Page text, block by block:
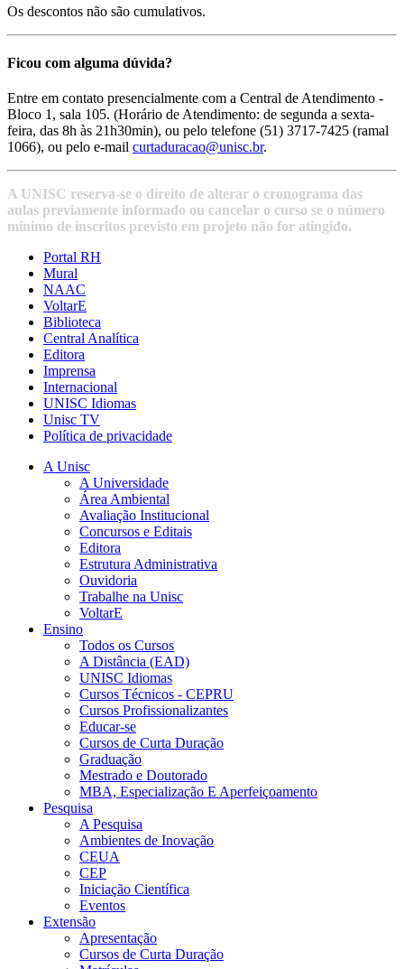
Os descontos não são cumulativos.
Ficou com alguma dúvida?
Entre em contato presencialmente com a Central de Atendimento -
Bloco 1, sala 105. (Horário de Atendimento: de segunda a sexta-
feira, das 8h às 21h30min), ou pelo telefone (51) 3717-7425 (ramal
1066), ou pelo e-mail curtaduracao@unisc.br.
A UNISC reserva-se o direito de alterar o cronograma das
aulas previamente informado ou cancelar o curso se o número
mínimo de inscritos previsto em projeto não for atingido.
Portal RH
Mural
NAAC
VoltarE
Biblioteca
Central Analítica
Editora
Imprensa
Internacional
UNISC Idiomas
Unisc TV
Política de privacidade
A Unisc
A Universidade
Área Ambiental
Avaliação Institucional
Concursos e Editais
Editora
Estrutura Administrativa
Ouvidoria
Trabalhe na Unisc
VoltarE
Ensino
Todos os Cursos
A Distância (EAD)
UNISC Idiomas
Cursos Técnicos - CEPRU
Cursos Profissionalizantes
Educar-se
Cursos de Curta Duração
Graduação
Mestrado e Doutorado
MBA, Especialização E Aperfeiçoamento
Pesquisa
A Pesquisa
Ambientes de Inovação
CEUA
CEP
Iniciação Científica
Eventos
Extensão
Apresentação
Cursos de Curta Duração